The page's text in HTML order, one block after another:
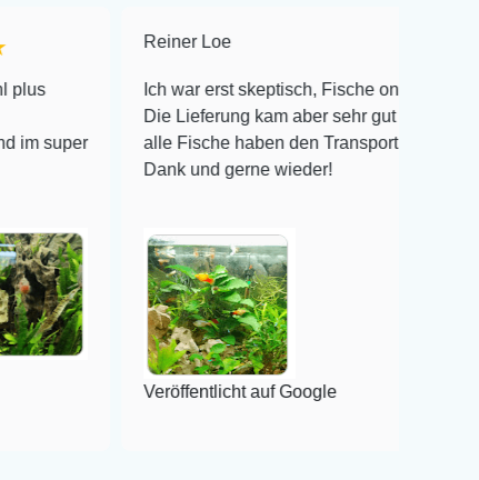
Ich war erst skeptisch, Fische online zu bestellen!
Die Lieferung kam aber sehr gut verpackt an und
alle Fische haben den Transport überlebt! Vielen
Dank und gerne wieder!
Veröffentlicht auf Google